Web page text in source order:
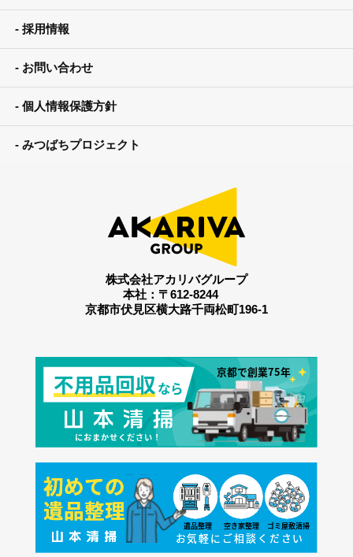
採用情報
お問い合わせ
個人情報保護方針
みつばちプロジェクト
株式会社アカリバグループ
本社：〒612-8244
京都市伏見区横大路千両松町196-1